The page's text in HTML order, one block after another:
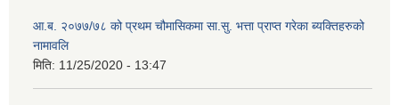
आ.ब. २०७७/७८ को प्रथम चौमासिकमा सा.सु. भत्ता प्राप्त गरेका ब्यक्तिहरुको
नामावलि
मिति: 11/25/2020 - 13:47